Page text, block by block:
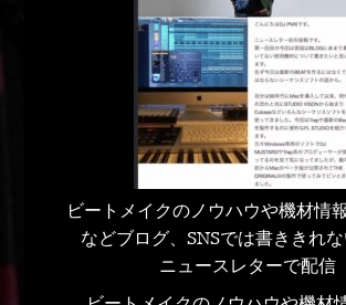
ビートメイクのノウハウや機材情
などブログ、SNSでは書ききれ
ニュースレターで配信